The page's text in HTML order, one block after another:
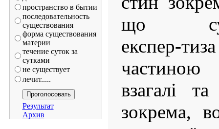
пространство в бытии
последовательность
существования
форма существования
материи
течение суток за
сутками
не существует
лечит.....
Результат
Архив
що
експер-
частиною
взагалі
зокрема,